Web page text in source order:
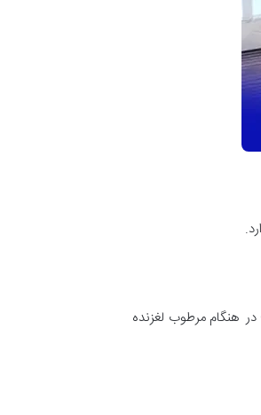
هنگام مرطوب لغزنده